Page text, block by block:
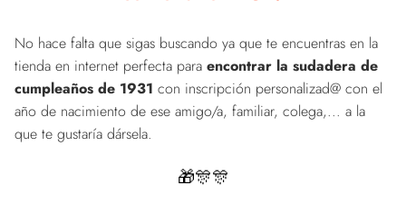
No hace falta que sigas buscando ya que te encuentras en la
tienda en internet perfecta para encontrar la sudadera de
cumpleaños de 1931 con inscripción personalizad@ con el
año de nacimiento de ese amigo/a, familiar, colega,... a la
que te gustaría dársela.
🎁🎊🎊